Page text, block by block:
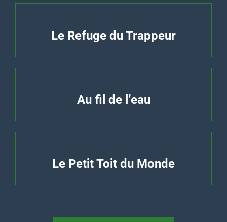
Le Refuge du Trappeur
Au fil de l’eau
Le Petit Toit du Monde